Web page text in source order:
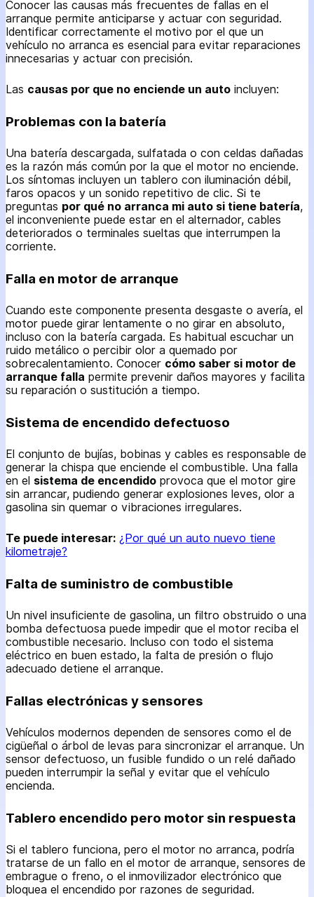
Conocer las causas más frecuentes de fallas en el
arranque permite anticiparse y actuar con seguridad.
Identificar correctamente el motivo por el que un
vehículo no arranca es esencial para evitar reparaciones
innecesarias y actuar con precisión.
Las causas por que no enciende un auto incluyen:
Problemas con la batería
Una batería descargada, sulfatada o con celdas dañadas
es la razón más común por la que el motor no enciende.
Los síntomas incluyen un tablero con iluminación débil,
faros opacos y un sonido repetitivo de clic. Si te
preguntas por qué no arranca mi auto si tiene batería,
el inconveniente puede estar en el alternador, cables
deteriorados o terminales sueltas que interrumpen la
corriente.
Falla en motor de arranque
Cuando este componente presenta desgaste o avería, el
motor puede girar lentamente o no girar en absoluto,
incluso con la batería cargada. Es habitual escuchar un
ruido metálico o percibir olor a quemado por
sobrecalentamiento. Conocer cómo saber si motor de
arranque falla permite prevenir daños mayores y facilita
su reparación o sustitución a tiempo.
Sistema de encendido defectuoso
El conjunto de bujías, bobinas y cables es responsable de
generar la chispa que enciende el combustible. Una falla
en el sistema de encendido provoca que el motor gire
sin arrancar, pudiendo generar explosiones leves, olor a
gasolina sin quemar o vibraciones irregulares.
Te puede interesar: ¿Por qué un auto nuevo tiene
kilometraje?
Falta de suministro de combustible
Un nivel insuficiente de gasolina, un filtro obstruido o una
bomba defectuosa puede impedir que el motor reciba el
combustible necesario. Incluso con todo el sistema
eléctrico en buen estado, la falta de presión o flujo
adecuado detiene el arranque.
Fallas electrónicas y sensores
Vehículos modernos dependen de sensores como el de
cigüeñal o árbol de levas para sincronizar el arranque. Un
sensor defectuoso, un fusible fundido o un relé dañado
pueden interrumpir la señal y evitar que el vehículo
encienda.
Tablero encendido pero motor sin respuesta
Si el tablero funciona, pero el motor no arranca, podría
tratarse de un fallo en el motor de arranque, sensores de
embrague o freno, o el inmovilizador electrónico que
bloquea el encendido por razones de seguridad.